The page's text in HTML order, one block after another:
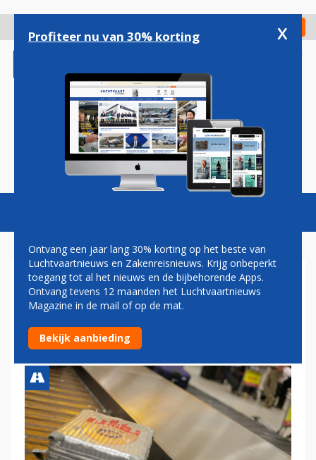
gaan
Check in
Magazine Podcasts Vacatures
BRITISH AIRWAYS BOOS OP
HEATHROW VANWEGE
NIEUWE BAGAGECHAOS
Profiteer nu van 30% korting x
Ontvang een jaar lang 30% korting op het beste van
Luchtvaartnieuws en Zakenreisnieuws. Krijg onbeperkt
toegang tot al het nieuws en de bijbehorende Apps.
Ontvang tevens 12 maanden het Luchtvaartnieuws
Magazine in de mail of op de mat.
Bekijk aanbieding